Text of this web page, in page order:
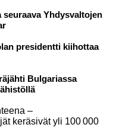
Yhdysvaltojen
presidentti kiihottaa
Bulgariassa